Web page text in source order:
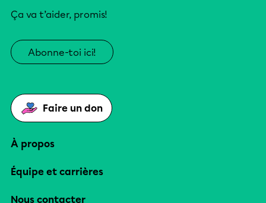
Ça va t’aider, promis!
Abonne-toi ici!
Faire un don
À propos
Équipe et carrières
Nous contacter